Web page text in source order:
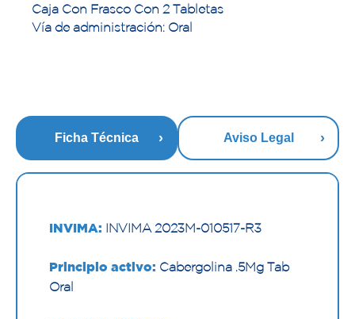
Caja Con Frasco Con 2 Tabletas
Vía de administración: Oral
Ficha Técnica Aviso Legal
INVIMA: INVIMA 2023M-010517-R3
Principio activo: Cabergolina .5Mg Tab
Oral